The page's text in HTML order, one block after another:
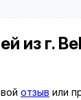
из г.
отзыв или